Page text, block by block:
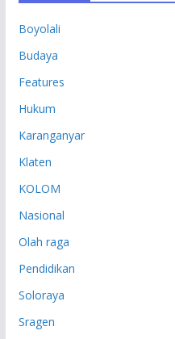
Boyolali
Budaya
Features
Hukum
Karanganyar
Klaten
KOLOM
Nasional
Olah raga
Pendidikan
Soloraya
Sragen